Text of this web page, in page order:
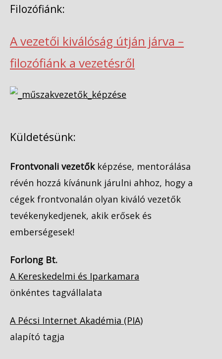
Filozófiánk:
A vezetői kiválóság útján járva –
filozófiánk a vezetésről
Küldetésünk:
Frontvonali vezetőkképzése, mentorálása
révén hozzá kívánunk járulni ahhoz, hogy a
cégek frontvonalán olyan kiváló vezetők
tevékenykedjenek, akik erősek és
emberségesek!
Forlong Bt.
A Kereskedelmi és Iparkamara
önkéntes tagvállalata
A Pécsi Internet Akadémia (PIA)
alapító tagja